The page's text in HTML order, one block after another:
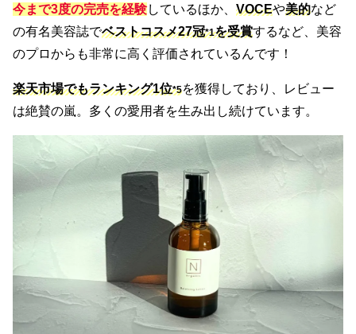
今まで3度の完売を経験しているほか、 VOCEや美的など
の有名美容誌でベストコスメ27冠*1を受賞するなど、美容
のプロからも非常に高く評価されているんです！
楽天市場でもランキング1位*5を獲得しており、レビュー
は絶賛の嵐。多くの愛用者を生み出し続けています。